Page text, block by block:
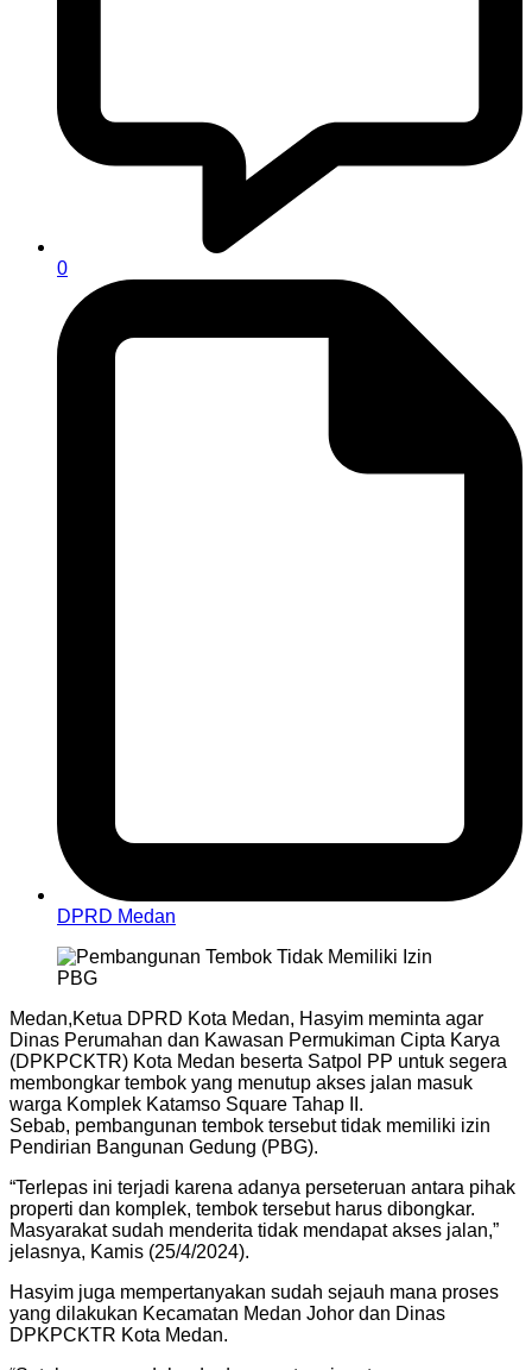
0
DPRD Medan
Medan,Ketua DPRD Kota Medan, Hasyim meminta agar
Dinas Perumahan dan Kawasan Permukiman Cipta Karya
(DPKPCKTR) Kota Medan beserta Satpol PP untuk segera
membongkar tembok yang menutup akses jalan masuk
warga Komplek Katamso Square Tahap II.
Sebab, pembangunan tembok tersebut tidak memiliki izin
Pendirian Bangunan Gedung (PBG).
“Terlepas ini terjadi karena adanya perseteruan antara pihak
properti dan komplek, tembok tersebut harus dibongkar.
Masyarakat sudah menderita tidak mendapat akses jalan,”
jelasnya, Kamis (25/4/2024).
Hasyim juga mempertanyakan sudah sejauh mana proses
yang dilakukan Kecamatan Medan Johor dan Dinas
DPKPCKTR Kota Medan.